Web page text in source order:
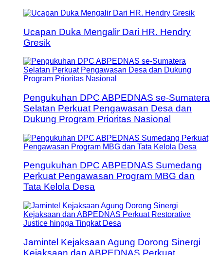
Ucapan Duka Mengalir Dari HR. Hendry
Gresik
Pengukuhan DPC ABPEDNAS se-Sumatera
Selatan Perkuat Pengawasan Desa dan
Dukung Program Prioritas Nasional
Pengukuhan DPC ABPEDNAS Sumedang
Perkuat Pengawasan Program MBG dan
Tata Kelola Desa
Jamintel Kejaksaan Agung Dorong Sinergi
Kejaksaan dan ABPEDNAS Perkuat